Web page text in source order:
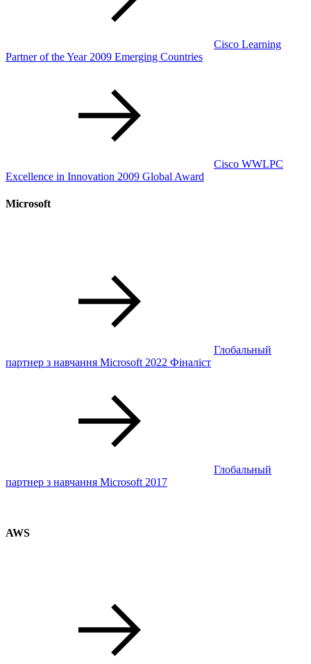
Cisco Learning
Partner of the Year 2009 Emerging Countries
Cisco WWLPC
Excellence in Innovation 2009 Global Award
Microsoft
Глобальный
партнер з навчання Microsoft 2022 Фіналіст
Глобальный
партнер з навчання Microsoft 2017
AWS